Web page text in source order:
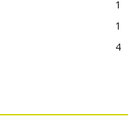
1
1
4